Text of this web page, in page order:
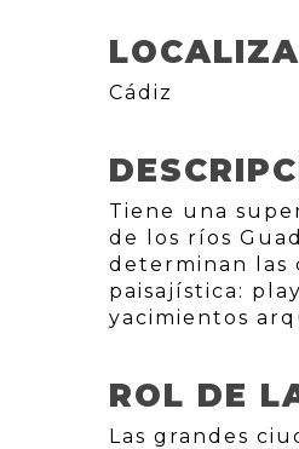
Cádiz
Tiene una
de los ríos
determinan las
paisajística:
yacimientos
ROL DE
Las grandes